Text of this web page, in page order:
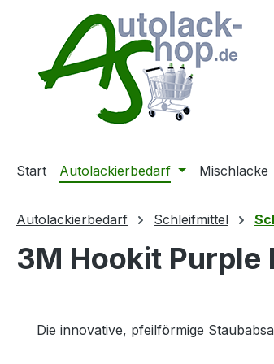
Hauptinhalt springen
Zur Suche springen
Zur Hauptnavigation springen
Start Autolackierbedarf Mischlacke
Autolackierbedarf Schleifmittel
3M Hookit Purple
Die innovative, pfeilförmige